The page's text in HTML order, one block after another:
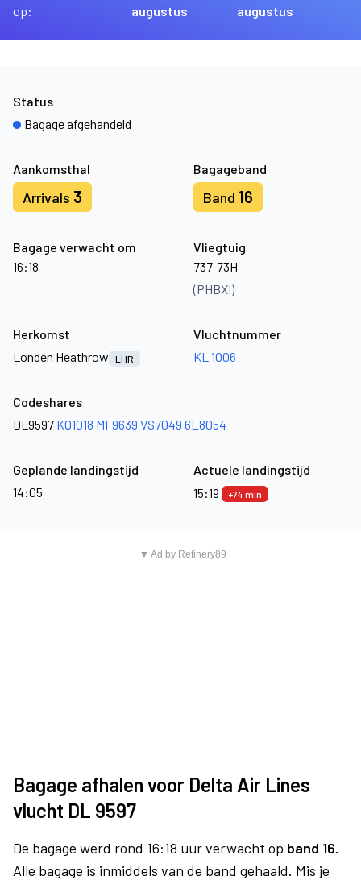
op:
augustus
augustus
Aankomsthal
Arrivals 3
Bagageband
Band 16
Bagage verwacht om
16:18
Vliegtuig
737-73H
(PHBXI)
Status
Bagage afgehandeld
Herkomst
Londen Heathrow
LHR
Vluchtnummer
KL 1006
Codeshares
DL9597 KQ1018 MF9639 VS7049 6E8054
Geplande landingstijd
14:05
Actuele landingstijd
15:19
+74 min
▼ Ad by Refinery89
Bagage afhalen voor Delta Air Lines
vlucht DL 9597
De bagage werd rond 16:18 uur verwacht op band 16.
Alle bagage is inmiddels van de band gehaald. Mis je